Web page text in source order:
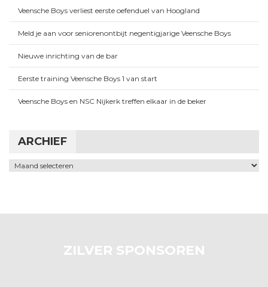
Veensche Boys verliest eerste oefenduel van Hoogland
Meld je aan voor seniorenontbijt negentigjarige Veensche Boys
Nieuwe inrichting van de bar
Eerste training Veensche Boys 1 van start
Veensche Boys en NSC Nijkerk treffen elkaar in de beker
ARCHIEF
Archief
ZILVER SPONSOREN